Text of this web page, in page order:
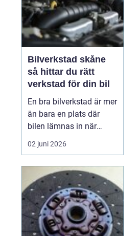
Bilverkstad skåne
så hittar du rätt
verkstad för din bil
En bra bilverkstad är mer
än bara en plats där
bilen lämnas in när
något går sönder. För
många bilägare i Skåne
verkstad om trygghet,
vardagslogistik och i
längden också om
ekonomi. En bil som
servas regelbundet håller
02 juni 2026